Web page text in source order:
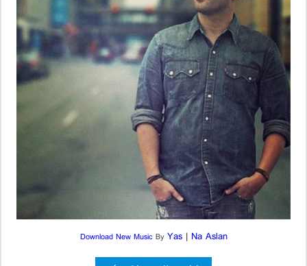
Download New MusicByYas| Na Aslan